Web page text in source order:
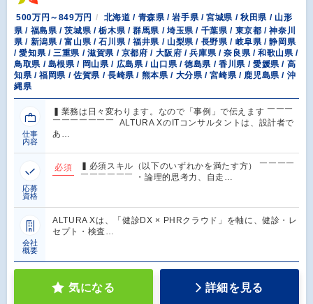
500万円～849万円
北海道 / 青森県 / 岩手県 / 宮城県 / 秋田県 / 山形
県 / 福島県 / 茨城県 / 栃木県 / 群馬県 / 埼玉県 / 千葉県 / 東京都 / 神奈川
県 / 新潟県 / 富山県 / 石川県 / 福井県 / 山梨県 / 長野県 / 岐阜県 / 静岡県
/ 愛知県 / 三重県 / 滋賀県 / 京都府 / 大阪府 / 兵庫県 / 奈良県 / 和歌山県 /
鳥取県 / 島根県 / 岡山県 / 広島県 / 山口県 / 徳島県 / 香川県 / 愛媛県 / 高
知県 / 福岡県 / 佐賀県 / 長崎県 / 熊本県 / 大分県 / 宮崎県 / 鹿児島県 / 沖
縄県
仕事
内容
▍業務は日々変わります。なので「事例」で伝えます ￣￣￣
￣￣￣￣￣￣￣ ALTURA XのITコンサルタントは、設計者で
あ…
応募
資格
必須
▍必須スキル（以下のいずれかを満たす方） ￣￣￣￣
￣￣￣￣￣￣ ・論理的思考力、自走…
会社
概要
ALTURA Xは、「健診DX × PHRクラウド」を軸に、健診・レ
セプト・検査…
気になる 詳細を見る